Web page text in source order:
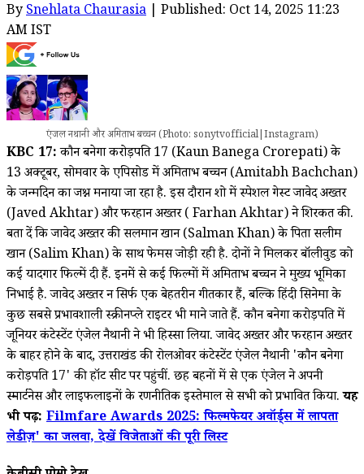
BySnehlata Chaurasia | Published: Oct 14, 2025 11:23
AM IST
एंजल नथानी और अमिताभ बच्चन (Photo: sonytvofficial|Instagram)
KBC 17:कौन बनेगा करोड़पति 17 (Kaun Banega Crorepati) के
13 अक्टूबर, सोमवार के एपिसोड में अमिताभ बच्चन (Amitabh Bachchan)
के जन्मदिन का जश्न मनाया जा रहा है. इस दौरान शो में स्पेशल गेस्ट जावेद अख्तर
(Javed Akhtar) और फरहान अख्तर ( Farhan Akhtar) ने शिरकत की.
बता दें कि जावेद अख्तर की सलमान खान (Salman Khan) के पिता सलीम
खान (Salim Khan) के साथ फेमस जोड़ी रही है. दोनों ने मिलकर बॉलीवुड को
कई यादगार फिल्में दी हैं. इनमें से कई फिल्मों में अमिताभ बच्चन ने मुख्य भूमिका
निभाई है. जावेद अख्तर न सिर्फ एक बेहतरीन गीतकार हैं, बल्कि हिंदी सिनेमा के
कुछ सबसे प्रभावशाली स्क्रीनप्ले राइटर भी माने जाते हैं. कौन बनेगा करोड़पति में
जूनियर कंटेस्टेंट एंजेल नैथानी ने भी हिस्सा लिया. जावेद अख्तर और फरहान अख्तर
के बाहर होने के बाद, उत्तराखंड की रोलओवर कंटेस्टेंट एंजेल नैथानी 'कौन बनेगा
करोड़पति 17' की हॉट सीट पर पहुंचीं. छह बहनों में से एक एंजेल ने अपनी
स्मार्टनेस और लाइफलाइनों के रणनीतिक इस्तेमाल से सभी को प्रभावित किया.यह
भी पढ़ें: Filmfare Awards 2025: फिल्मफेयर अवॉर्ड्स में लापता
लेडीज़' का जलवा, देखें विजेताओं की पूरी लिस्ट